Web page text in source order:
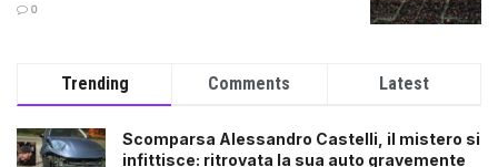
0
Trending Comments Latest
Scomparsa Alessandro Castelli, il mistero si
infittisce: ritrovata la sua auto gravemente